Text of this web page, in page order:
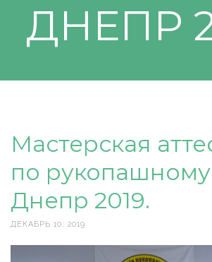
ДНЕПР
Мастерская
по
Днепр 2019.
ДЕКАБРЬ 10, 2019